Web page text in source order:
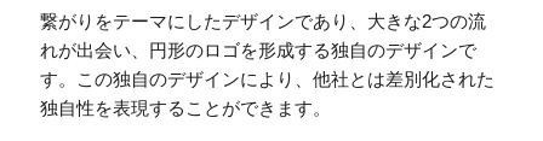
繋がりをテーマにしたデザインであり、大きな2つの流
れが出会い、円形のロゴを形成する独自のデザインで
す。この独自のデザインにより、他社とは差別化された
独自性を表現することができます。